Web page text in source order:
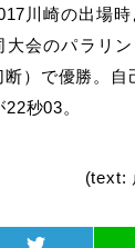
川崎の出場
大会のパラリ
断）で優勝。
秒03。
(text: